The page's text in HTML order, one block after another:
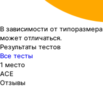
В зависимости от типоразмера
может отличаться.
Результаты тестов
Все тесты
1 место
ACE
Отзывы